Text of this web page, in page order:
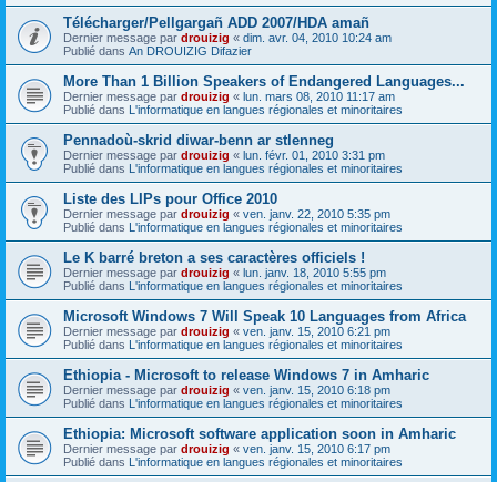
Télécharger/Pellgargañ ADD 2007/HDA amañ
Dernier message par drouizig « dim. avr. 04, 2010 10:24 am
Publié dans An DROUIZIG Difazier
More Than 1 Billion Speakers of Endangered Languages...
Dernier message par drouizig « lun. mars 08, 2010 11:17 am
Publié dans L'informatique en langues régionales et minoritaires
Pennadoù-skrid diwar-benn ar stlenneg
Dernier message par drouizig « lun. févr. 01, 2010 3:31 pm
Publié dans L'informatique en langues régionales et minoritaires
Liste des LIPs pour Office 2010
Dernier message par drouizig « ven. janv. 22, 2010 5:35 pm
Publié dans L'informatique en langues régionales et minoritaires
Le K barré breton a ses caractères officiels !
Dernier message par drouizig « lun. janv. 18, 2010 5:55 pm
Publié dans L'informatique en langues régionales et minoritaires
Microsoft Windows 7 Will Speak 10 Languages from Africa
Dernier message par drouizig « ven. janv. 15, 2010 6:21 pm
Publié dans L'informatique en langues régionales et minoritaires
Ethiopia - Microsoft to release Windows 7 in Amharic
Dernier message par drouizig « ven. janv. 15, 2010 6:18 pm
Publié dans L'informatique en langues régionales et minoritaires
Ethiopia: Microsoft software application soon in Amharic
Dernier message par drouizig « ven. janv. 15, 2010 6:17 pm
Publié dans L'informatique en langues régionales et minoritaires